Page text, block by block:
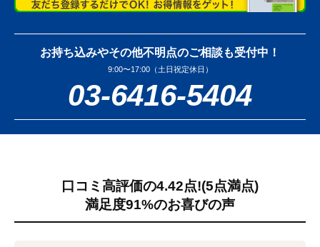
お持ち込みやその他不明点のご相談も受付中！
9:00〜17:00（土日祝定休日）
03-6416-5404
口コミ高評価の4.42点!(5点満点)
満足度91%のお喜びの声